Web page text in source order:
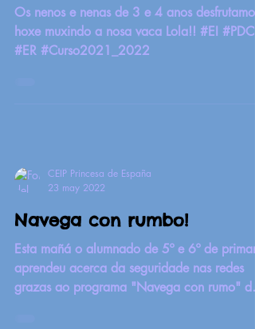
Os nenos e nenas de 3 e 4 anos desfrutamos
hoxe muxindo a nosa vaca Lola!! #EI #PDC
#ER #Curso2021_2022
CEIP Princesa de España
23 may 2022
Navega con rumbo!
Esta mañá o alumnado de 5º e 6º de
aprendeu acerca da seguridade nas redes
grazas ao programa "Navega con rumo" da